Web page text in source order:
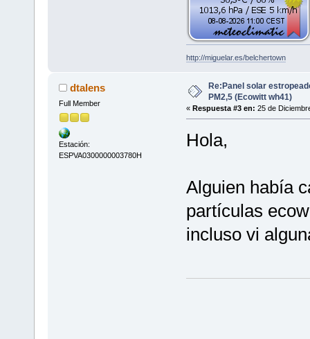
http://miguelar.es/belchertown
dtalens
Full Member
Estación:
ESPVA0300000003780H
Re:Panel solar
PM2,5 (Ecowitt wh41)
« Respuesta #3 en: 25 de
Hola,
Alguien había
partículas
incluso vi